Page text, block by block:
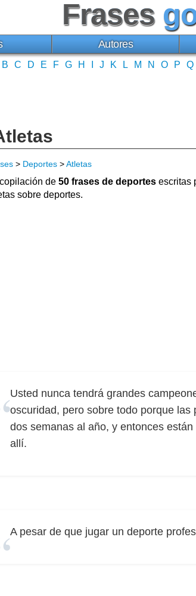
Frases
Autores
B C D E F G H J K L M N O P Q
> Deportes >Atletas
de 50 frases de deportes escritas
sobre deportes.
Usted nunca tendrá grandes
oscuridad, pero sobre todo porque
dos semanas al año, y entonces
allí.
A pesar de que jugar un deporte